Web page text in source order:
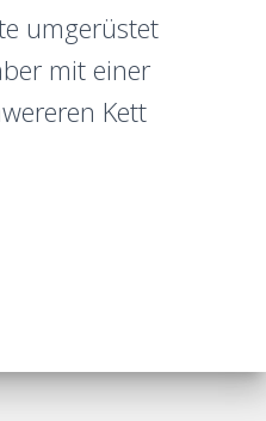
umgerüstet
mit einer
Kett